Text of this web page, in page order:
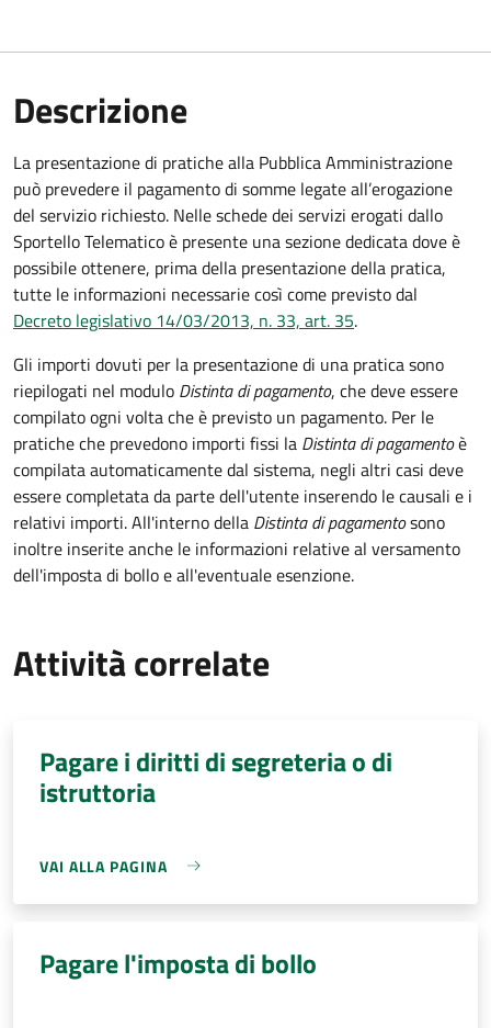
Descrizione
La presentazione di pratiche alla Pubblica Amministrazione
può prevedere il pagamento di somme legate all’erogazione
del servizio richiesto. Nelle schede dei servizi erogati dallo
Sportello Telematico è presente una sezione dedicata dove è
possibile ottenere, prima della presentazione della pratica,
tutte le informazioni necessarie così come previsto dal
Decreto legislativo 14/03/2013, n. 33, art. 35.
Gli importi dovuti per la presentazione di una pratica sono
riepilogati nel modulo Distinta di pagamento, che deve essere
compilato ogni volta che è previsto un pagamento. Per le
pratiche che prevedono importi fissi la Distinta di pagamentoè
compilata automaticamente dal sistema, negli altri casi deve
essere completata da parte dell'utente inserendo le causali e i
relativi importi.All'interno della Distinta di pagamentosono
inoltre inserite anche le informazioni relative al versamento
dell'imposta di bollo e all'eventuale esenzione.
Attività correlate
Pagare i diritti di segreteria o di
istruttoria
VAI ALLA PAGINA
Pagare l'imposta di bollo